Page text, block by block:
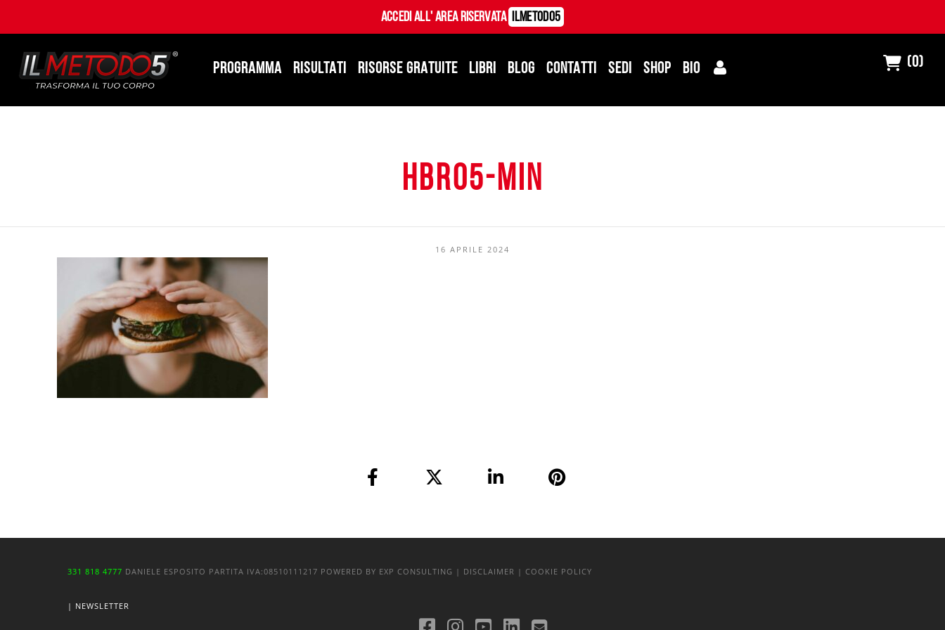
Accedi all' Area Riservata ILMetodo5
PROGRAMMA RISULTATI RISORSE GRATUITE LIBRI BLOG CONTATTI SEDI SHOP BIO (0)
hbr05-min
16 APRILE 2024
331 818 4777 DANIELE ESPOSITO PARTITA IVA:08510111217 POWERED BY EXP CONSULTING | DISCLAIMER | COOKIE POLICY
| NEWSLETTER